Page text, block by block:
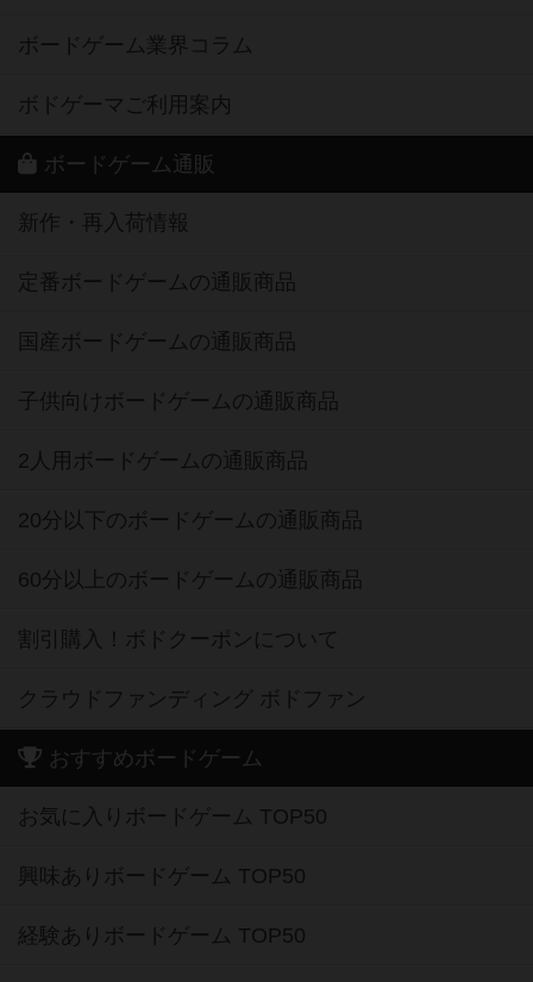
ボードゲーム業界コラム
ボドゲーマご利用案内
ボードゲーム通販
新作・再入荷情報
定番ボードゲームの通販商品
国産ボードゲームの通販商品
子供向けボードゲームの通販商品
2人用ボードゲームの通販商品
20分以下のボードゲームの通販商品
60分以上のボードゲームの通販商品
割引購入！ボドクーポンについて
クラウドファンディング ボドファン
おすすめボードゲーム
お気に入りボードゲーム TOP50
興味ありボードゲーム TOP50
経験ありボードゲーム TOP50